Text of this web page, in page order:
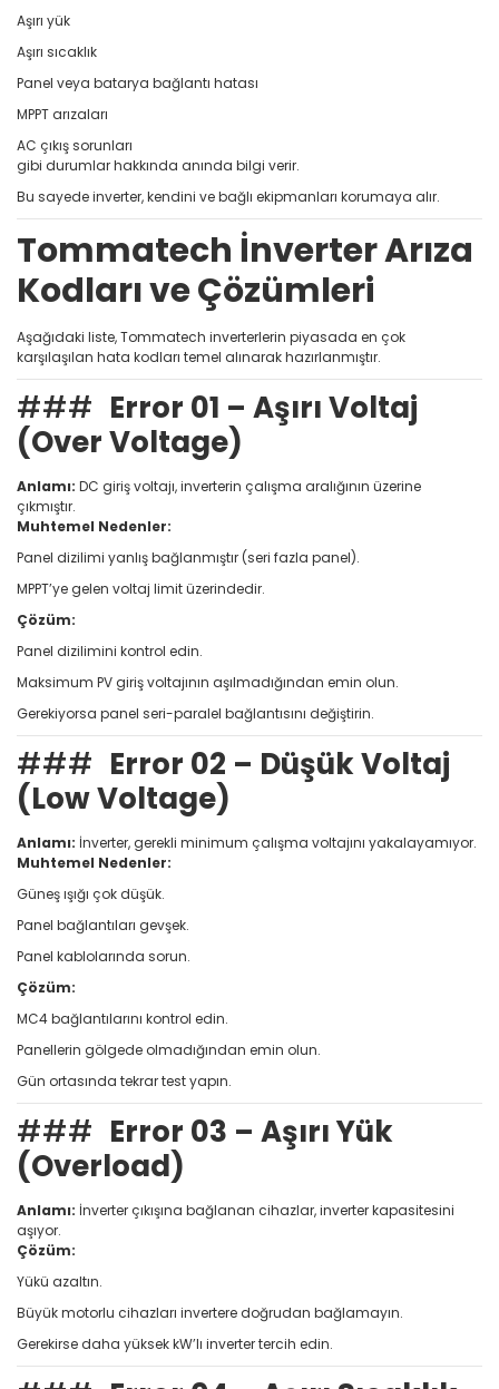
Aşırı yük
Aşırı sıcaklık
Panel veya batarya bağlantı hatası
MPPT arızaları
AC çıkış sorunları
gibi durumlar hakkında anında bilgi verir.
Bu sayede inverter, kendini ve bağlı ekipmanları korumaya alır.
Tommatech İnverter Arıza
Kodları ve Çözümleri
Aşağıdaki liste, Tommatech inverterlerin piyasada en çok
karşılaşılan hata kodları temel alınarak hazırlanmıştır.
### Error 01 – Aşırı Voltaj
(Over Voltage)
Anlamı: DC giriş voltajı, inverterin çalışma aralığının üzerine
çıkmıştır.
Muhtemel Nedenler:
Panel dizilimi yanlış bağlanmıştır (seri fazla panel).
MPPT’ye gelen voltaj limit üzerindedir.
Çözüm:
Panel dizilimini kontrol edin.
Maksimum PV giriş voltajının aşılmadığından emin olun.
Gerekiyorsa panel seri-paralel bağlantısını değiştirin.
### Error 02 – Düşük Voltaj
(Low Voltage)
Anlamı: İnverter, gerekli minimum çalışma voltajını yakalayamıyor.
Muhtemel Nedenler:
Güneş ışığı çok düşük.
Panel bağlantıları gevşek.
Panel kablolarında sorun.
Çözüm:
MC4 bağlantılarını kontrol edin.
Panellerin gölgede olmadığından emin olun.
Gün ortasında tekrar test yapın.
### Error 03 – Aşırı Yük
(Overload)
Anlamı: İnverter çıkışına bağlanan cihazlar, inverter kapasitesini
aşıyor.
Çözüm:
Yükü azaltın.
Büyük motorlu cihazları invertere doğrudan bağlamayın.
Gerekirse daha yüksek kW’lı inverter tercih edin.